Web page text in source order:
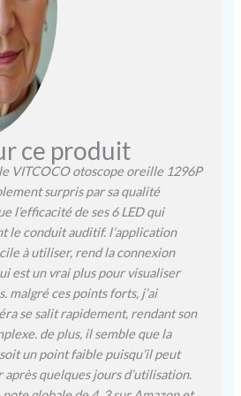
L’embout extra-fin de 3,5
mm s’adapte même aux
oreilles les plus sensibles,
dont celles des enfants. En
silicone souple
douce pour un nettoyage
oreilles adulte sans
inconfort. Le nettoyeur
oreille assure hygiène et
sécurité, idéal pour un
nettoyant oreille adulte
régulier et une cure oreille
en toute confiance. 【
Longue Durée et Étanche
IP67】Avec sa batterie
intégrée rechargeable 350
mAh, le nettoyeur oreille
camera fonctionne jusqu’à
90 minutes en continu. La
ce produit
VITCOCO otoscope oreille 1296P
surpris par sa qualité
l’efficacité de ses 6 LED qui
le conduit auditif. l’application
à utiliser, rend la connexion
est un vrai plus pour visualiser
malgré ces points forts, j’ai
se salit rapidement, rendant son
de plus, il semble que la
un point faible puisqu’il peut
quelques jours d’utilisation.